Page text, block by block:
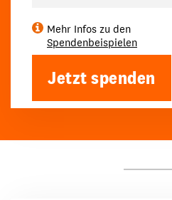
Mehr Infos zu den
Spendenbeispielen
Jetzt spenden